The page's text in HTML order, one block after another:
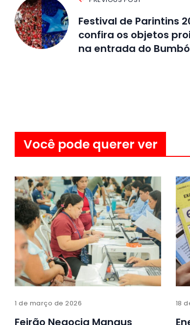
Festival de Parintins
confira os objetos
na entrada do
Você pode querer ver
1 de março de 2026
Feirão Negocia Manaus
18